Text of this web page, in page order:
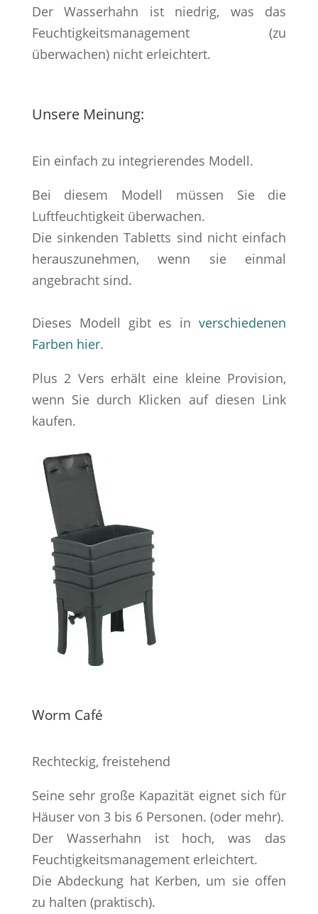
Der Wasserhahn ist niedrig, was das
Feuchtigkeitsmanagement (zu
überwachen) nicht erleichtert.
Unsere Meinung:
Ein einfach zu integrierendes Modell.
Bei diesem Modell müssen Sie die
Luftfeuchtigkeit überwachen.
Die sinkenden Tabletts sind nicht einfach
herauszunehmen, wenn sie einmal
angebracht sind.
Dieses Modell gibt es inverschiedenen
Farben hier.
Plus 2 Vers erhält eine kleine Provision,
wenn Sie durch Klicken auf diesen Link
kaufen.
Worm Café
Rechteckig, freistehend
Seine sehr große Kapazität eignet sich für
Häuser von 3 bis 6 Personen. (oder mehr).
Der Wasserhahn ist hoch, was das
Feuchtigkeitsmanagement erleichtert.
Die Abdeckung hat Kerben, um sie offen
zu halten (praktisch).